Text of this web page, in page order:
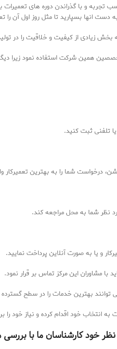
با بیش از ۱۰ سال سابقه کاری و کسب تجربه و با
دست انها بسپارید تا مثل روز اول آن را
بخش زیادی از کیفیت و خلاقیت را در
همین شرکت استفاده نمود زیرا
تلفنی ثبت کنید.
درخواست شما را به بهترین
نظر شما به محل مراجعه کند.
و یا به صورت آنلاین پرداخت نمایید.
با مشاوران این مرکز تماس بر قرار نمود.
توانند بهترین خدمات را در سطح
خود اقدام کرده و نیاز خود را
خود کارشناسان ما با